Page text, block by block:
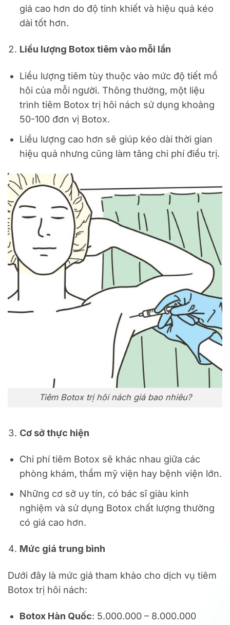
giá cao hơn do độ tinh khiết và hiệu quả kéo
dài tốt hơn.
Liều lượng Botox tiêm vào mỗi lần
Liều lượng tiêm tùy thuộc vào mức độ tiết mồ
hôi của mỗi người. Thông thường, một liệu
trình tiêm Botox trị hôi nách sử dụng khoảng
50-100 đơn vị Botox.
Liều lượng cao hơn sẽ giúp kéo dài thời gian
hiệu quả nhưng cũng làm tăng chi phí điều trị.
Tiêm Botox trị hôi nách giá bao nhiêu?
Cơ sở thực hiện
Chi phí tiêm Botox sẽ khác nhau giữa các
phòng khám, thẩm mỹ viện hay bệnh viện lớn.
Những cơ sở uy tín, có bác sĩ giàu kinh
nghiệm và sử dụng Botox chất lượng thường
có giá cao hơn.
Mức giá trung bình
Dưới đây là mức giá tham khảo cho dịch vụ tiêm
Botox trị hôi nách:
Botox Hàn Quốc: 5.000.000 – 8.000.000